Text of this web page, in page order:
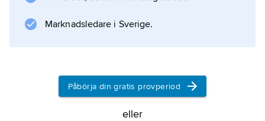
Naturkatastrofer i
Naturkatastrofer i
Marknadsledare i Sverige.
Påbörja din gratis provperiod
eller